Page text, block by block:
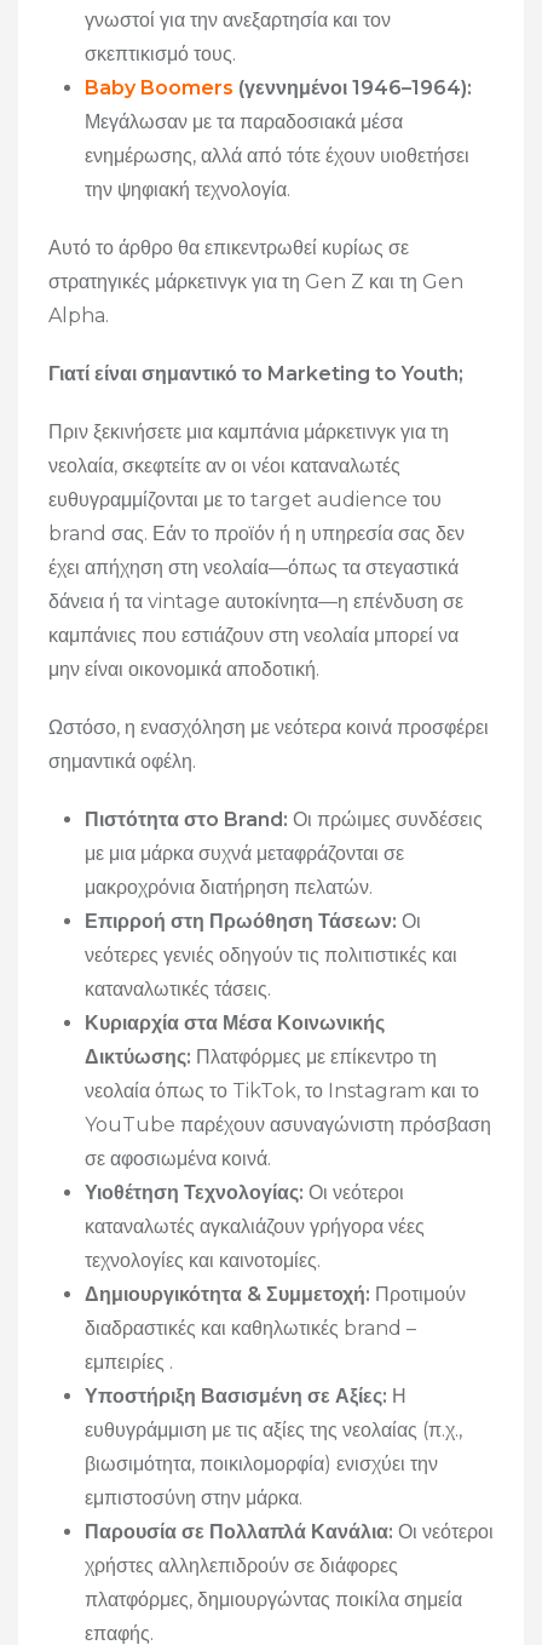
γνωστοί για την ανεξαρτησία και τον
σκεπτικισμό τους.
Baby Boomers (γεννημένοι 1946–1964):
Μεγάλωσαν με τα παραδοσιακά μέσα
ενημέρωσης, αλλά από τότε έχουν υιοθετήσει
την ψηφιακή τεχνολογία.
Αυτό το άρθρο θα επικεντρωθεί κυρίως σε
στρατηγικές μάρκετινγκ για τη Gen Z και τη Gen
Alpha.
Γιατί είναι σημαντικό το Marketing to Youth;
Πριν ξεκινήσετε μια καμπάνια μάρκετινγκ για τη
νεολαία, σκεφτείτε αν οι νέοι καταναλωτές
ευθυγραμμίζονται με το target audience του
brand σας. Εάν το προϊόν ή η υπηρεσία σας δεν
έχει απήχηση στη νεολαία—όπως τα στεγαστικά
δάνεια ή τα vintage αυτοκίνητα—η επένδυση σε
καμπάνιες που εστιάζουν στη νεολαία μπορεί να
μην είναι οικονομικά αποδοτική.
Ωστόσο, η ενασχόληση με νεότερα κοινά προσφέρει
σημαντικά οφέλη.
Πιστότητα στo Brand: Οι πρώιμες συνδέσεις
με μια μάρκα συχνά μεταφράζονται σε
μακροχρόνια διατήρηση πελατών.
Επιρροή στη Πρωόθηση Τάσεων: Οι
νεότερες γενιές οδηγούν τις πολιτιστικές και
καταναλωτικές τάσεις.
Κυριαρχία στα Μέσα Κοινωνικής
Δικτύωσης: Πλατφόρμες με επίκεντρο τη
νεολαία όπως το TikTok, το Instagram και το
YouTube παρέχουν ασυναγώνιστη πρόσβαση
σε αφοσιωμένα κοινά.
Υιοθέτηση Τεχνολογίας: Οι νεότεροι
καταναλωτές αγκαλιάζουν γρήγορα νέες
τεχνολογίες και καινοτομίες.
Δημιουργικότητα & Συμμετοχή: Προτιμούν
διαδραστικές και καθηλωτικές brand –
εμπειρίες .
Υποστήριξη Βασισμένη σε Αξίες: Η
ευθυγράμμιση με τις αξίες της νεολαίας (π.χ.,
βιωσιμότητα, ποικιλομορφία) ενισχύει την
εμπιστοσύνη στην μάρκα.
Παρουσία σε Πολλαπλά Κανάλια: Οι νεότεροι
χρήστες αλληλεπιδρούν σε διάφορες
πλατφόρμες, δημιουργώντας ποικίλα σημεία
επαφής.